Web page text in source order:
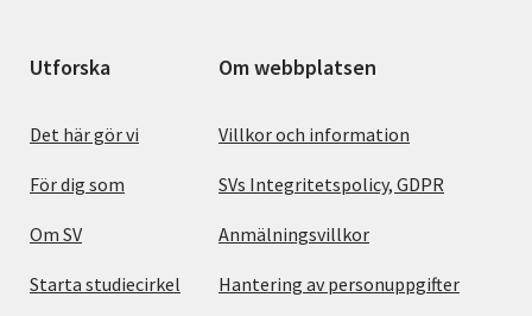
Utforska
Det här gör vi
För dig som
Om SV
Starta studiecirkel
Om webbplatsen
Villkor och information
SVs Integritetspolicy, GDPR
Anmälningsvillkor
Hantering av personuppgifter